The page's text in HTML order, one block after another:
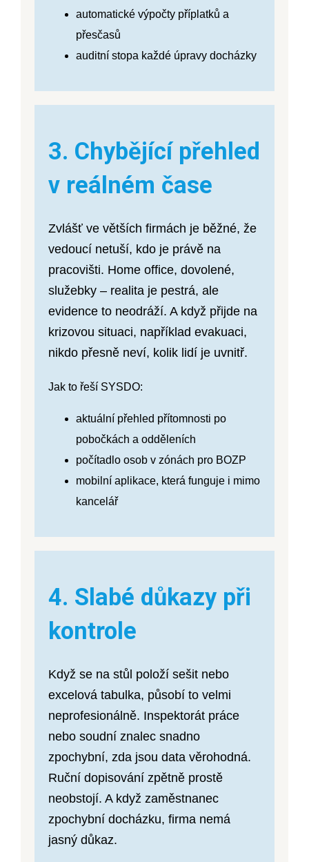
automatické výpočty příplatků a
přesčasů
auditní stopa každé úpravy docházky
3. Chybějící přehled
v reálném čase
Zvlášť ve větších firmách je běžné, že
vedoucí netuší, kdo je právě na
pracovišti. Home office, dovolené,
služebky – realita je pestrá, ale
evidence to neodráží. A když přijde na
krizovou situaci, například evakuaci,
nikdo přesně neví, kolik lidí je uvnitř.
Jak to řeší SYSDO:
aktuální přehled přítomnosti po
pobočkách a odděleních
počítadlo osob v zónách pro BOZP
mobilní aplikace, která funguje i mimo
kancelář
4. Slabé důkazy při
kontrole
Když se na stůl položí sešit nebo
excelová tabulka, působí to velmi
neprofesionálně. Inspektorát práce
nebo soudní znalec snadno
zpochybní, zda jsou data věrohodná.
Ruční dopisování zpětně prostě
neobstojí. A když zaměstnanec
zpochybní docházku, firma nemá
jasný důkaz.